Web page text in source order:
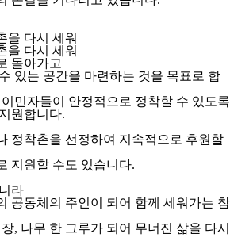
을 다시 세워
을 다시 세워
돌아가고
있는 공간을 마련하는 것을 목표로 합
민자들이 안정적으로 정착할 수 있도록
원합니다.
정착촌을 선정하여 지속적으로 후원할
지원할 수도 있습니다.
라
공동체의 주인이 되어 함께 세워가는 참
, 나무 한 그루가 되어 무너진 삶을 다시